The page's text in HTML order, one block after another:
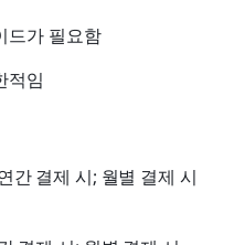
드가 필요함
적임
간 결제 시; 월별 결제 시